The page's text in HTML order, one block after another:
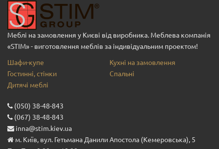
Меблі на замовлення у Києві від виробника. Меблева компанія
«STIM» - виготовлення меблів за індивідуальним проектом!
Шафи-купе
Кухні на замовлення
Гостинні, стінки
Спальні
Дитячі меблі
(050) 38-48-843
(067) 38-48-843
inna@stim.kiev.ua
м. Київ, вул. Гетьмана Данили Апостола (Кемеровська), 5